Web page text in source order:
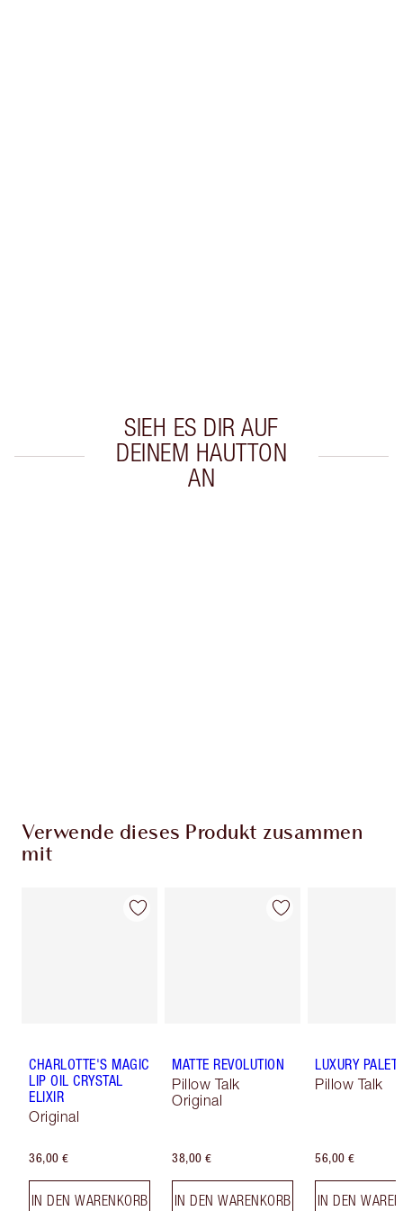
SIEH ES DIR AUF
DEINEM HAUTTON
AN
Verwende dieses Produkt zusammen
mit
CHARLOTTE'S MAGIC
LIP OIL CRYSTAL
ELIXIR
Original
36,00 €
IN DEN WARENKORB
MATTE REVOLUTION
Pillow Talk
Original
38,00 €
IN DEN WARENKORB
LUXURY
Pillow Talk
56,00 €
IN DEN